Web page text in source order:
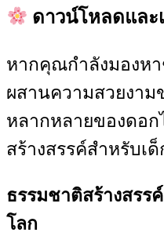
ดาวน์โหลดและ
หากคุณกำลังมองห
ผสานความสวยงาม
หลากหลายของดอก
สร้างสรรค์สำหรับเด็
ธรรมชาติสร้างสรร
โลก